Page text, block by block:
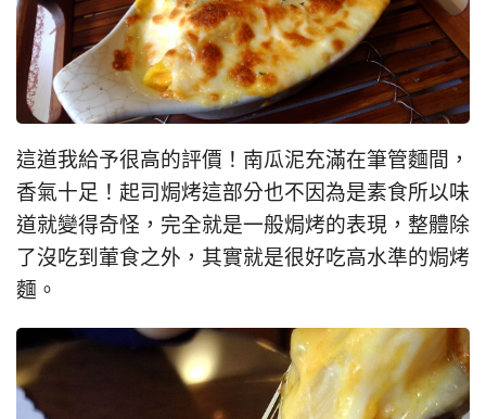
這道我給予很高的評價！南瓜泥充滿在筆管麵間，
香氣十足！起司焗烤這部分也不因為是素食所以味
道就變得奇怪，完全就是一般焗烤的表現，整體除
了沒吃到葷食之外，其實就是很好吃高水準的焗烤
麵。